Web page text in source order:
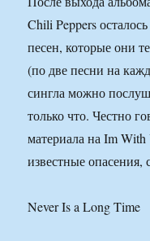
Chili Peppers
песен, которые они
(по две песни на
сингла можно
только что. Честно
материала на Im With
известные опасения,
Never Is a Long Time